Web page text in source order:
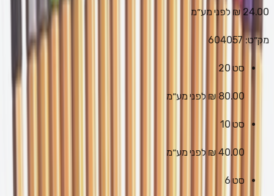
24.00 ₪ לפני מע״מ
מק״ט:604057
סט 20
80.00 ₪ לפני מע״מ
סט 10
40.00 ₪ לפני מע״מ
סט 6